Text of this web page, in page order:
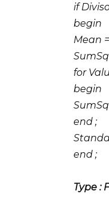
if
begin
Mean
for
begin
end ;
end ;
Type :